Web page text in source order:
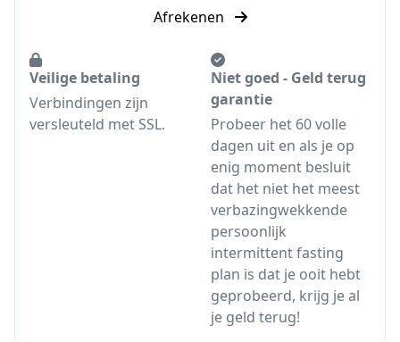
Afrekenen
Veilige betaling
Verbindingen zijn
versleuteld met SSL.
Niet goed - Geld terug
garantie
Probeer het 60 volle
dagen uit en als je op
enig moment besluit
dat het niet het meest
verbazingwekkende
persoonlijk
intermittent fasting
plan is dat je ooit hebt
geprobeerd, krijg je al
je geld terug!